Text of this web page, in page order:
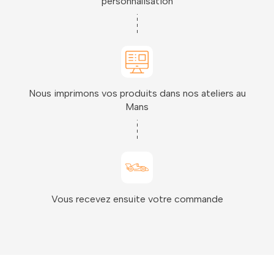
Nous imprimons vos produits dans nos ateliers au
Mans
Vous recevez ensuite votre commande